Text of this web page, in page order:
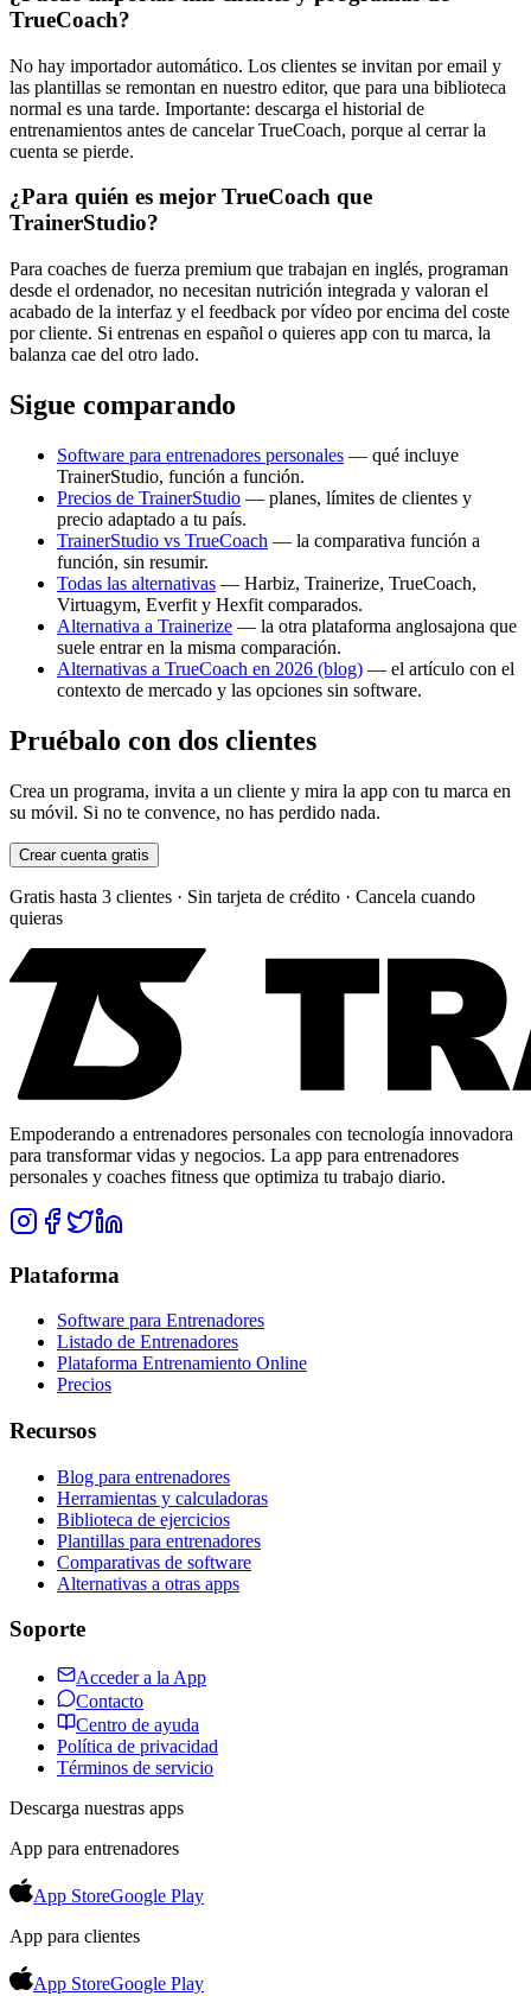
TrueCoach?
No hay importador automático. Los clientes se invitan por email y
las plantillas se remontan en nuestro editor, que para una biblioteca
normal es una tarde. Importante: descarga el historial de
entrenamientos antes de cancelar TrueCoach, porque al cerrar la
cuenta se pierde.
¿Para quién es mejor TrueCoach que
TrainerStudio?
Para coaches de fuerza premium que trabajan en inglés, programan
desde el ordenador, no necesitan nutrición integrada y valoran el
acabado de la interfaz y el feedback por vídeo por encima del coste
por cliente. Si entrenas en español o quieres app con tu marca, la
balanza cae del otro lado.
Sigue comparando
Software para entrenadores personales — qué incluye
TrainerStudio, función a función.
Precios de TrainerStudio — planes, límites de clientes y
precio adaptado a tu país.
TrainerStudio vs TrueCoach — la comparativa función a
función, sin resumir.
Todas las alternativas — Harbiz, Trainerize, TrueCoach,
Virtuagym, Everfit y Hexfit comparados.
Alternativa a Trainerize — la otra plataforma anglosajona que
suele entrar en la misma comparación.
Alternativas a TrueCoach en 2026 (blog) — el artículo con el
contexto de mercado y las opciones sin software.
Pruébalo con dos clientes
Crea un programa, invita a un cliente y mira la app con tu marca en
su móvil. Si no te convence, no has perdido nada.
Crear cuenta gratis
Gratis hasta 3 clientes · Sin tarjeta de crédito · Cancela cuando
quieras
Empoderando a entrenadores personales con tecnología innovadora
para transformar vidas y negocios. La app para entrenadores
personales y coaches fitness que optimiza tu trabajo diario.
Plataforma
Software para Entrenadores
Listado de Entrenadores
Plataforma Entrenamiento Online
Precios
Recursos
Blog para entrenadores
Herramientas y calculadoras
Biblioteca de ejercicios
Plantillas para entrenadores
Comparativas de software
Alternativas a otras apps
Soporte
Acceder a la App
Contacto
Centro de ayuda
Política de privacidad
Términos de servicio
Descarga nuestras apps
App para entrenadores
App StoreGoogle Play
App para clientes
App StoreGoogle Play